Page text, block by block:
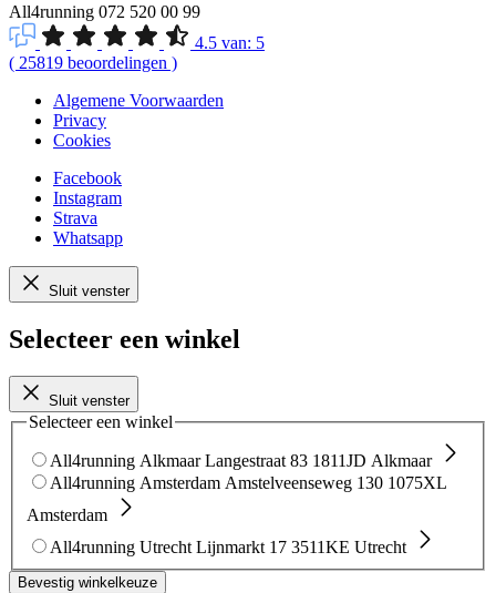
All4running 072 520 00 99
4.5 van: 5
( 25819 beoordelingen )
Algemene Voorwaarden
Privacy
Cookies
Facebook
Instagram
Strava
Whatsapp
Sluit venster
Selecteer een winkel
Sluit venster
Selecteer een winkel
All4running Alkmaar Langestraat 83 1811JD Alkmaar
All4running Amsterdam Amstelveenseweg 130 1075XL
Amsterdam
All4running Utrecht Lijnmarkt 17 3511KE Utrecht
Bevestig winkelkeuze